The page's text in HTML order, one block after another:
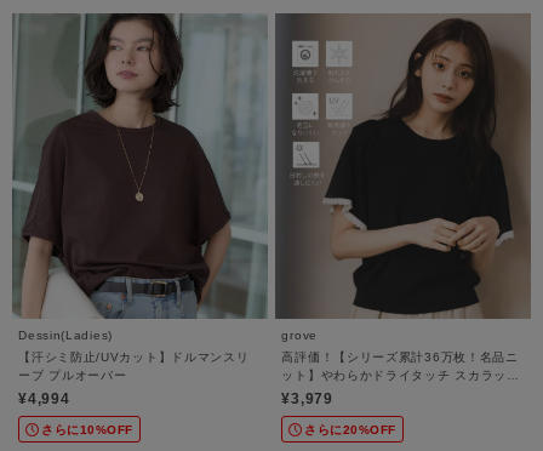
Dessin(Ladies)
【汗シミ防止/UVカット】ドルマンスリ
ーブ プルオーバー
¥4,994
さらに10%OFF
grove
高評価！【シリーズ累計36万枚！名品ニ
ット】やわらかドライタッチ スカラップ
スリーブニット
¥3,979
さらに20%OFF